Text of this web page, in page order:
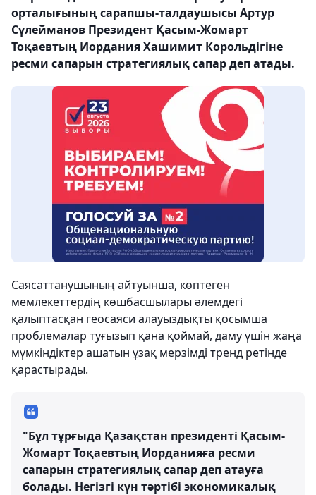
орталығының сарапшы-талдаушысы Артур
Сүлейманов Президент Қасым-Жомарт
Тоқаевтың Иордания Хашимит Корольдігіне
ресми сапарын стратегиялық сапар деп атады.
Саясаттанушының айтуынша, көптеген
мемлекеттердің көшбасшылары әлемдегі
қалыптасқан геосаяси алауыздықты қосымша
проблемалар туғызып қана қоймай, даму үшін жаңа
мүмкіндіктер ашатын ұзақ мерзімді тренд ретінде
қарастырады.
"Бұл тұрғыда Қазақстан президенті Қасым-
Жомарт Тоқаевтың Иорданияға ресми
сапарын стратегиялық сапар деп атауға
болады. Негізгі күн тәртібі экономикалық